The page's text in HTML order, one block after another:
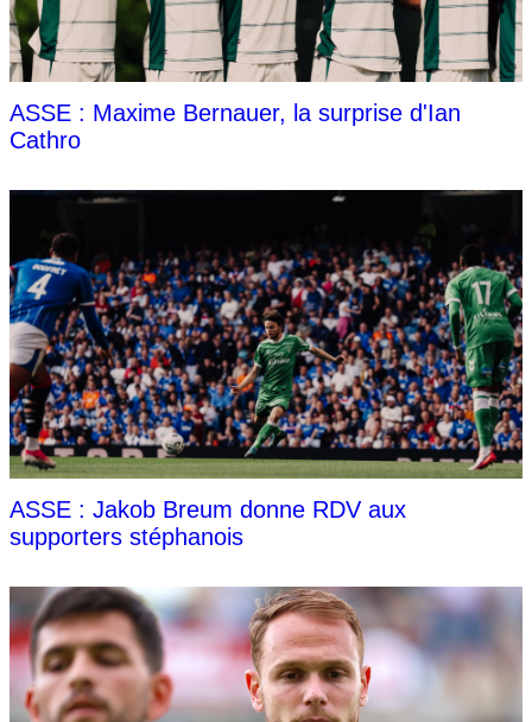
ASSE : Maxime Bernauer, la surprise d'Ian
Cathro
ASSE : Jakob Breum donne RDV aux
supporters stéphanois